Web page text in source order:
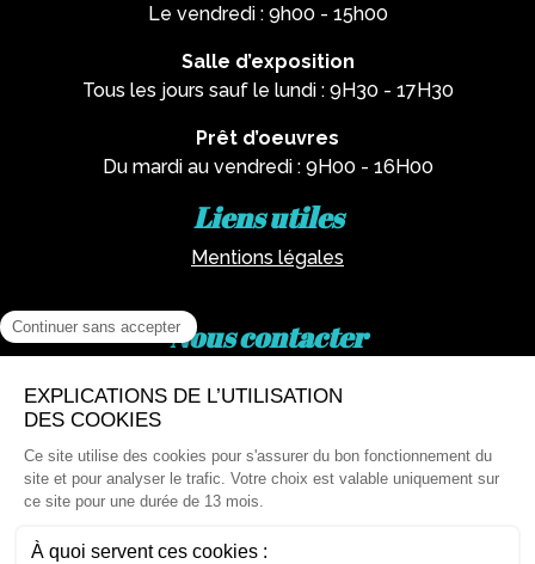
Le vendredi : 9h00 - 15h00
Salle d’exposition
Tous les jours sauf le lundi : 9H30 - 17H30
Prêt d’oeuvres
Du mardi au vendredi : 9H00 - 16H00
Liens utiles
Mentions légales
Nous contacter
Via email :